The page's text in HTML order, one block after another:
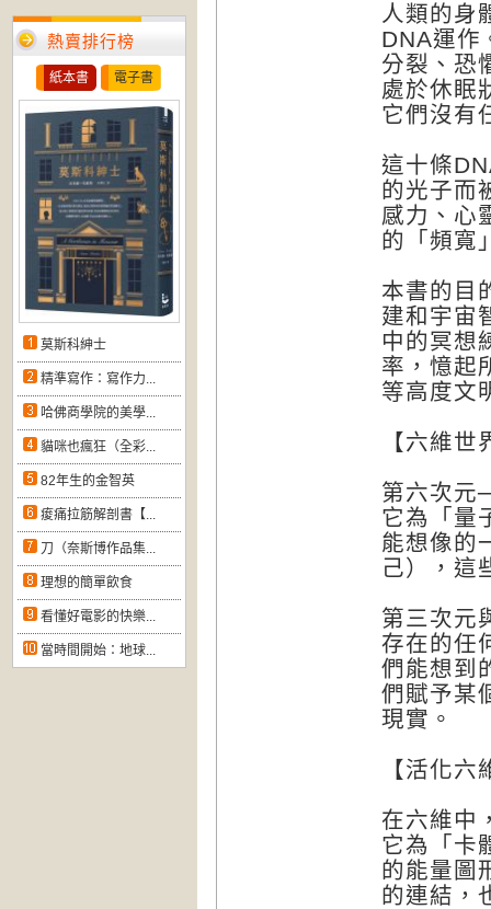
熱賣排行榜
紙本書 電子書
莫斯科紳士
精準寫作：寫作力...
哈佛商學院的美學...
貓咪也瘋狂（全彩...
82年生的金智英
痠痛拉筋解剖書【...
刀（奈斯博作品集...
理想的簡單飲食
看懂好電影的快樂...
當時間開始：地球...
人類的身
DNA運作
分裂、恐
處於休眠
它們沒有
這十條
的光子而
感力、心
的「頻寬
本書的目
建和宇宙
中的冥想
率，憶起
等高度文
【六維
第六次元
它為「量
能想像的
己），這
第三次元
存在的任
們能想到
們賦予某
現實。
【活化
在六維中
它為「卡
的能量圖
的連結，